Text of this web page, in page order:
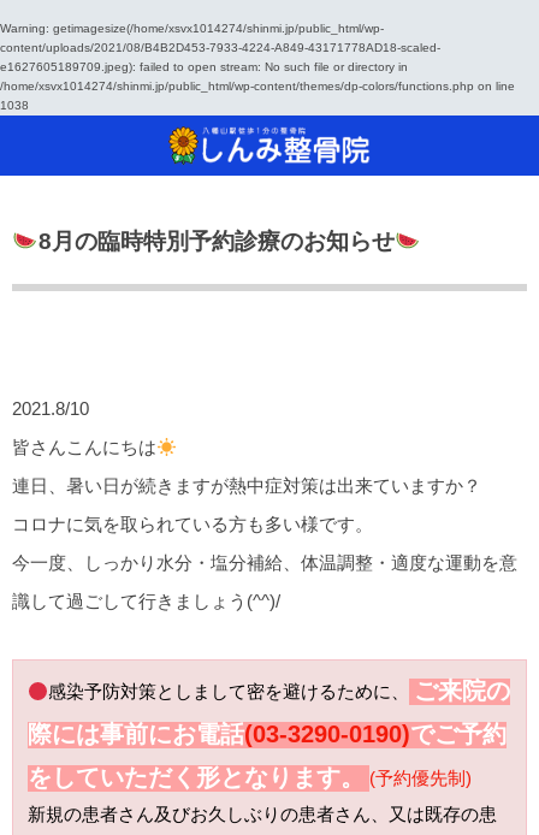
Warning: getimagesize(/home/xsvx1014274/shinmi.jp/public_html/wp-
content/uploads/2021/08/B4B2D453-7933-4224-A849-43171778AD18-scaled-
e1627605189709.jpeg): failed to open stream: No such file or directory in
/home/xsvx1014274/shinmi.jp/public_html/wp-content/themes/dp-colors/functions.php on line
1038
8月の臨時特別予約診療のお知らせ
2021.8/10
皆さんこんにちは
連日、暑い日が続きますが熱中症対策は出来ていますか？
コロナに気を取られている方も多い様です。
今一度、しっかり水分・塩分補給、体温調整・適度な運動を意
識して過ごして行きましょう(^^)/
感染予防対策としまして密を避けるために、
ご来院の
際には事前にお電話(03-3290-0190)でご予約
をしていただく形となります。
(予約優先制)
新規の患者さん及びお久しぶりの患者さん、又は既存の患
当院について
しんみ整骨院へようこそ
ご来院から施術、その後の流れ
通常予約・自費診療について
治療方法